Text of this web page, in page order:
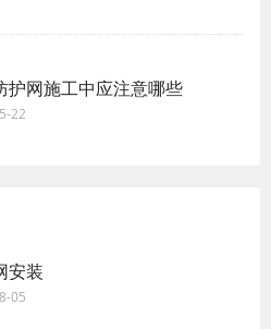
护网施工中应注意哪些
22
安装
05